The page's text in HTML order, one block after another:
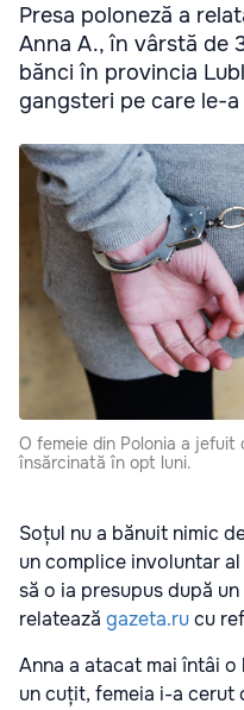
Presa poloneză a
Anna A., în vârstă de
bănci în provincia
gangsteri pe care le-
O femeie din Polonia a jefuit
însărcinată în opt luni.
Soțul nu a bănuit nimic
un complice involuntar
să o ia presupus după
relatează gazeta.rucu
Anna a atacat mai întâi
un cuțit, femeia i-a cerut